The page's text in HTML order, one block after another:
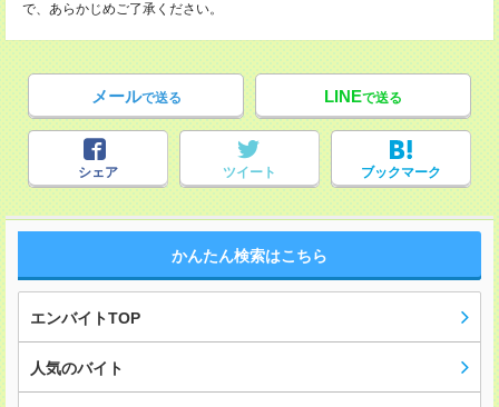
で、あらかじめご了承ください。
メールで送る LINEで送る
シェア ツイート ブックマーク
かんたん検索はこちら
エンバイトTOP
人気のバイト